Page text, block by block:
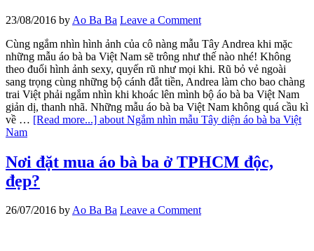
23/08/2016 by Ao Ba Ba Leave a Comment
Cùng ngắm nhìn hình ảnh của cô nàng mẫu Tây Andrea khi mặc
những mẫu áo bà ba Việt Nam sẽ trông như thế nào nhé! Không
theo đuổi hình ảnh sexy, quyến rũ như mọi khi. Rũ bỏ vẻ ngoài
sang trọng cùng những bộ cánh đắt tiền, Andrea làm cho bao chàng
trai Việt phải ngắm nhìn khi khoác lên mình bộ áo bà ba Việt Nam
giản dị, thanh nhã. Những mẫu áo bà ba Việt Nam không quá cầu kì
về … [Read more...] about Ngắm nhìn mẫu Tây diện áo bà ba Việt
Nam
Nơi đặt mua áo bà ba ở TPHCM độc,
đẹp?
26/07/2016 byAo Ba Ba Leave a Comment